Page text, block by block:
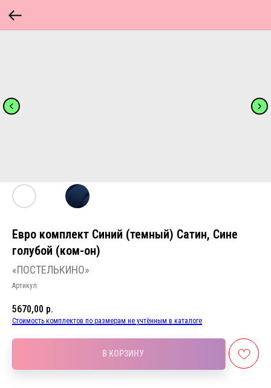
Евро комплект Синий (темный) Сатин, Сине
голубой (ком-он)
«ПОСТЕЛЬКИНО»
Артикул:
5670,00 р.
Стоимость комплектов по размерам не учтённым в каталоге
В КОРЗИНУ